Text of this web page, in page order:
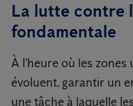
La lutte contre
fondamentale
À l'heure où les zones
évoluent, garantir un
une tâche à laquelle